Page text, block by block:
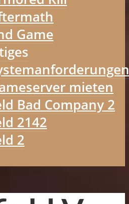
Game
mieten
Bad Company 2
2142
2